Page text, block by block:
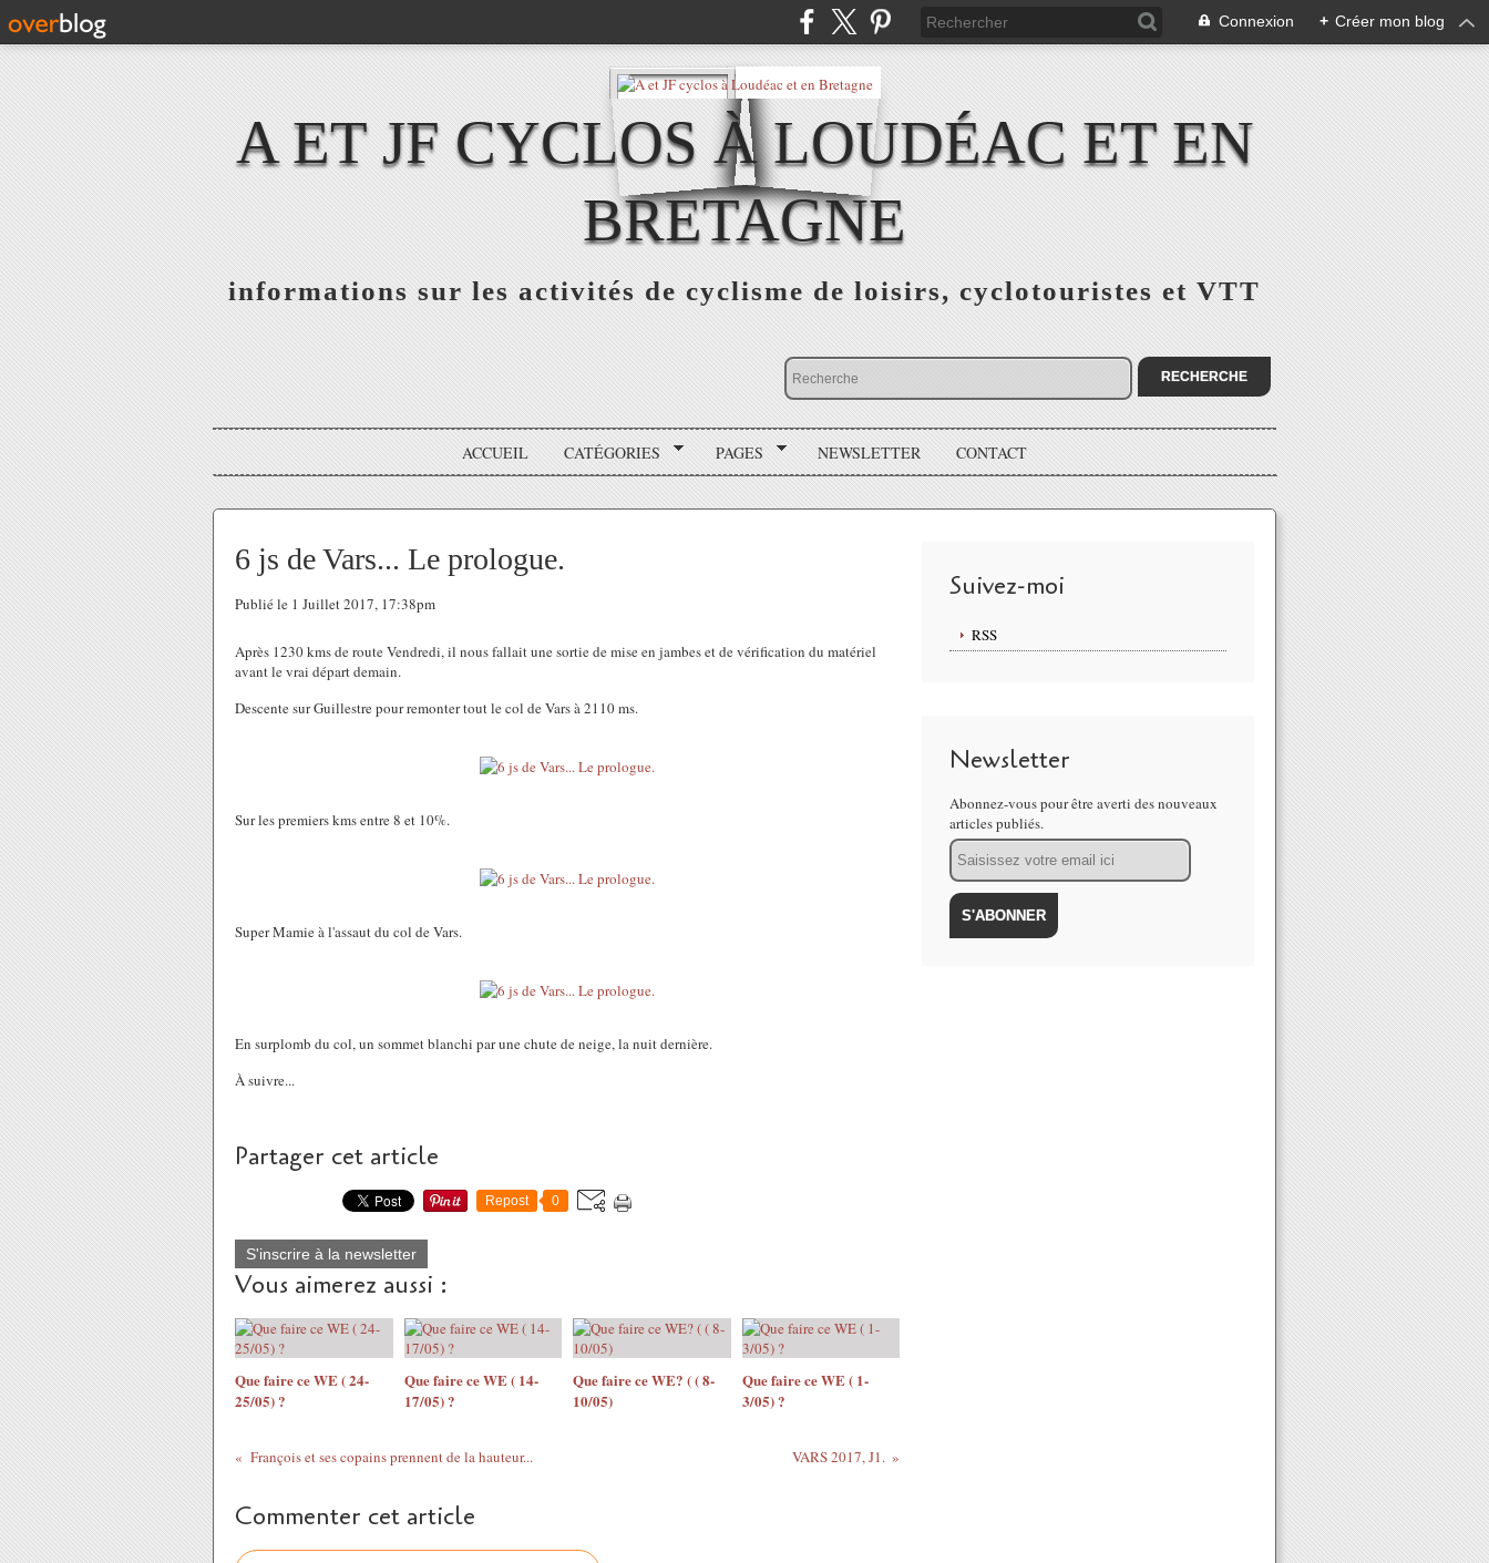
Connexion + Créer mon blog
A ET JF CYCLOS À LOUDÉAC ET EN
BRETAGNE
informations sur les activités de cyclisme de loisirs, cyclotouristes et VTT
ACCUEIL CATÉGORIES PAGES NEWSLETTER CONTACT
6 js de Vars... Le prologue.
Publié le 1 Juillet 2017, 17:38pm
Après 1230 kms de route Vendredi, il nous fallait une sortie de mise en jambes et de vérification du matériel
avant le vrai départ demain.
Descente sur Guillestre pour remonter tout le col de Vars à 2110 ms.
Sur les premiers kms entre 8 et 10%.
Super Mamie à l'assaut du col de Vars.
En surplomb du col, un sommet blanchi par une chute de neige, la nuit dernière.
À suivre...
Partager cet article
Repost 0
S'inscrire à la newsletter
Vous aimerez aussi :
Que faire ce WE ( 24-
25/05) ?
Que faire ce WE ( 14-
17/05) ?
Que faire ce WE? ( ( 8-
10/05)
Que faire ce WE ( 1-
3/05) ?
François et ses copains prennent de la hauteur... VARS 2017, J1.
Commenter cet article
Suivez-moi
RSS
Newsletter
Abonnez-vous pour être averti des nouveaux
articles publiés.
Email